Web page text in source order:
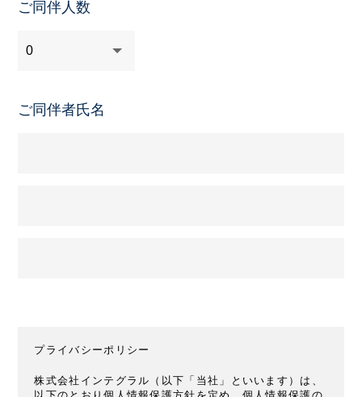
ご同伴人数
ご同伴者氏名
プライバシーポリシー
株式会社インテグラル（以下「当社」といいます）は、